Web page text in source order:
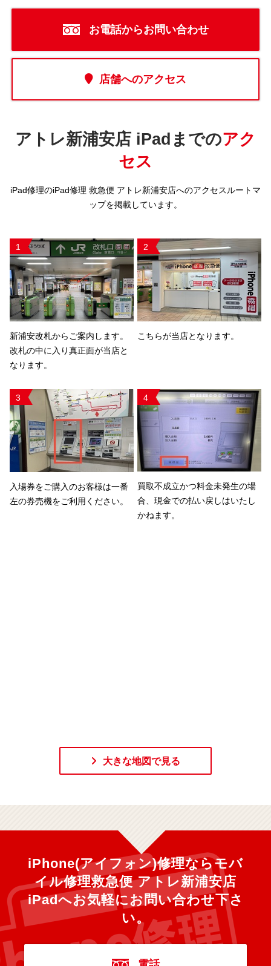
お電話からお問い合わせ
店舗へのアクセス
アトレ新浦安店 iPadまでのアク
セス
iPad修理のiPad修理 救急便 アトレ新浦安店へのアクセスルートマ
ップを掲載しています。
1
新浦安改札からご案内します。
改札の中に入り真正面が当店と
なります。
2
こちらが当店となります。
3
入場券をご購入のお客様は一番
左の券売機をご利用ください。
4
買取不成立かつ料金未発生の場
合、現金での払い戻しはいたし
かねます。
大きな地図で見る
iPhone(アイフォン)修理ならモバ
イル修理救急便 アトレ新浦安店
iPadへお気軽にお問い合わせ下さ
い。